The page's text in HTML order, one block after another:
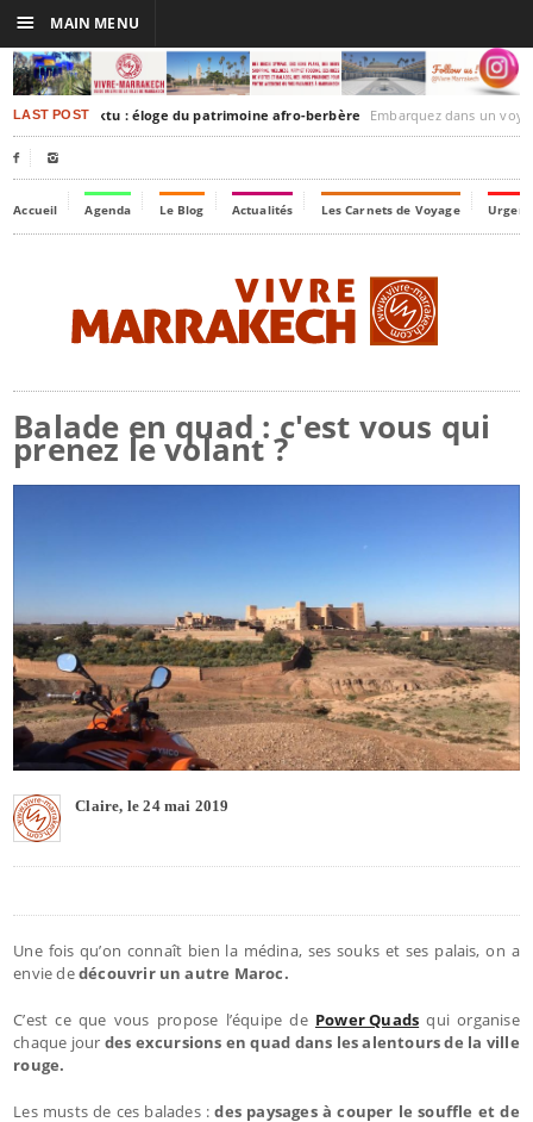
LAST POST
Timbuktu : éloge du patrimoine afro-berbère Embarquez dans un voyage culturel dans le
 
Accueil Agenda Le Blog Actualités Les Carnets de Voyage
Balade en quad : c'est vous qui
prenez le volant ?
Claire, le 24 mai 2019
Une fois qu’on connaît bien la médina, ses souks et ses palais, on a
envie dedécouvrir un autre Maroc.
C’est ce que vous propose l’équipe de Power Quads qui organise
chaque jour des excursions en quad dans les alentours de la ville
rouge.
Les musts de ces balades :des paysages à couper le souffle et de
☰ MAIN MENU